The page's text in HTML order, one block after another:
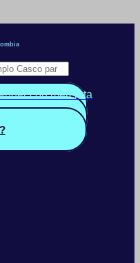
con mercleta